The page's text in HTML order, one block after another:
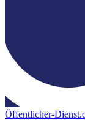
Öffentlicher-